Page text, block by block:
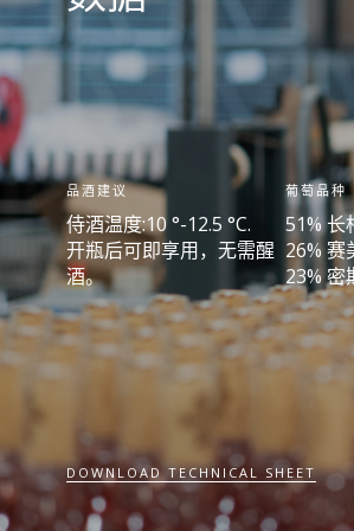
品酒建议
侍酒温度:10 °-12.5 °C.
开瓶后可即享用，无需醒
酒。
葡萄品种
51% 长
26% 赛
23% 密
DOWNLOAD TECHNICAL SHEET